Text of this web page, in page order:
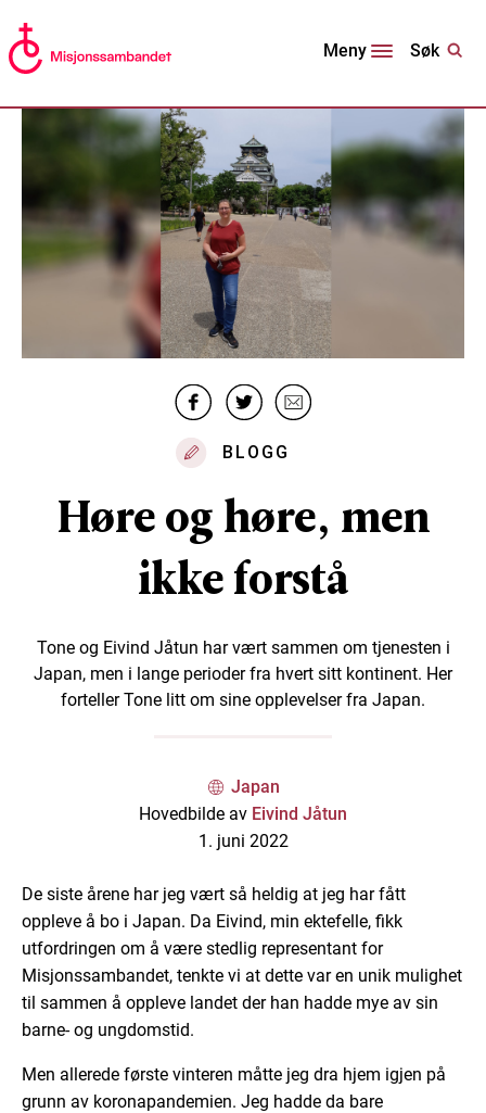
Meny Søk
BLOGG
Høre og høre, men
ikke forstå
Tone og Eivind Jåtun har vært sammen om tjenesten i
Japan, men i lange perioder fra hvert sitt kontinent. Her
forteller Tone litt om sine opplevelser fra Japan.
Japan
Hovedbilde av Eivind Jåtun
1. juni 2022
De siste årene har jeg vært så heldig at jeg har fått
oppleve å bo i Japan. Da Eivind, min ektefelle, fikk
utfordringen om å være stedlig representant for
Misjonssambandet, tenkte vi at dette var en unik mulighet
til sammen å oppleve landet der han hadde mye av sin
barne- og ungdomstid.
Men allerede første vinteren måtte jeg dra hjem igjen på
grunn av koronapandemien. Jeg hadde da bare